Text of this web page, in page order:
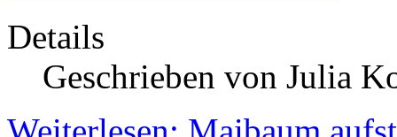
Details
Geschrieben von Julia